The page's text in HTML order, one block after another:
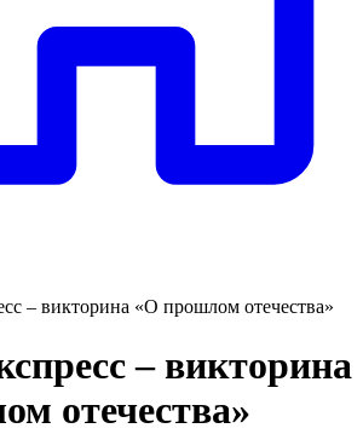
– викторина «О прошлом отечества»
– викторина
отечества»